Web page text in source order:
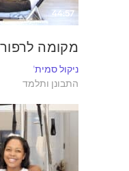
44:57
מקומה
ניקול סמית'
התבונן ותלמד